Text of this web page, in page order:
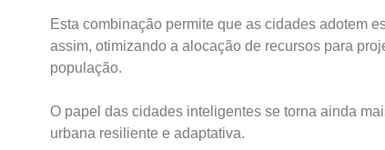
Esta combinação permite que as cidades adotem
assim, otimizando a alocação de recursos para
população.
O papel das cidades inteligentes se torna ainda
urbana resiliente e adaptativa.